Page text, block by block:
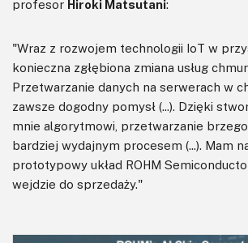
profesor Hiroki Matsutani:
"Wraz z rozwojem technologii IoT w
konieczna zgłębiona zmiana usług
Przetwarzanie danych na serwerach w
zawsze dogodny pomysł (...). Dzięki
mnie algorytmowi, przetwarzanie
bardziej wydajnym procesem (...). Mam
prototypowy układ ROHM
wejdzie do sprzedaży."